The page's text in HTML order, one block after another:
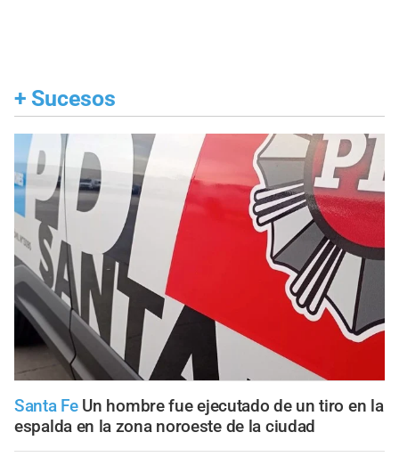
+ Sucesos
Santa Fe Un hombre fue ejecutado de un tiro en la
espalda en la zona noroeste de la ciudad